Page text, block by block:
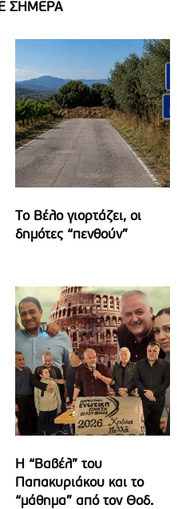
ΣΗΜΕΡΑ
Το Βέλο γιορτάζει, οι
δημότες “πενθούν”
Η “Βαβέλ” του
Παπακυριάκου και το
“μάθημα” από τον Θοδ.